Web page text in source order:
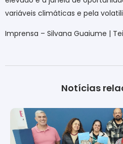
variáveis climáticas e pela
Imprensa – Silvana Guaiume |
Notícias